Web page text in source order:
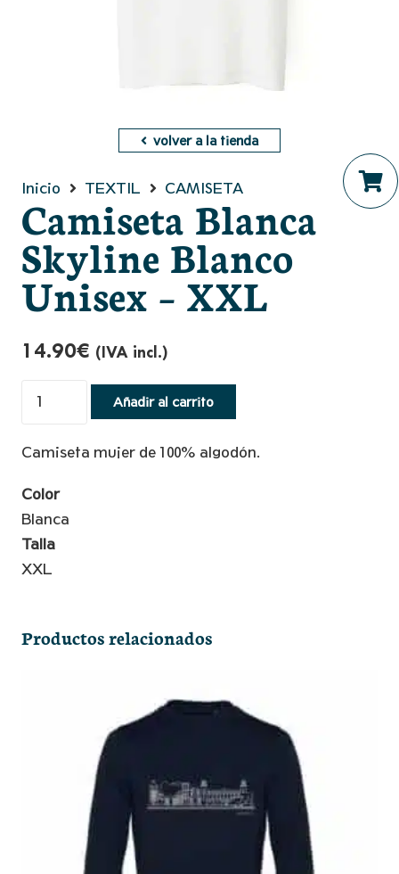
volver a la tienda
Inicio TEXTIL CAMISETA
Camiseta Blanca
Skyline Blanco
Unisex – XXL
14.90€ (IVA incl.)
Unisex
-
XXL
cantidad
Añadir al carrito
Camiseta mujer de 100% algodón.
Color
Blanca
Talla
XXL
Productos relacionados